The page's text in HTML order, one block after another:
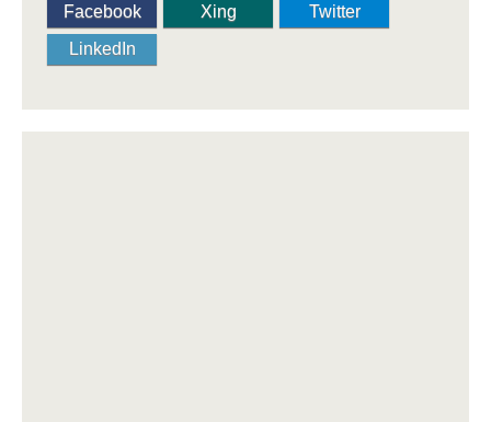
Facebook Xing
Twitter
LinkedIn